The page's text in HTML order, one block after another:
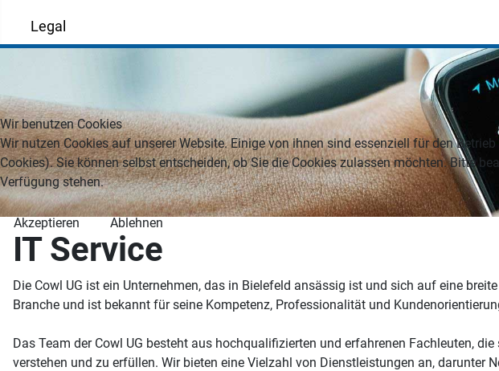
Legal
IT Service
Die Cowl UG ist ein Unternehmen, das in Bielefeld ansässig ist und sich auf eine
Branche und ist bekannt für seine Kompetenz, Professionalität und
Das Team der Cowl UG besteht aus hochqualifizierten und erfahrenen Fachleuten,
verstehen und zu erfüllen. Wir bieten eine Vielzahl von Dienstleistungen an, darunter
Wir benutzen Cookies
Wir nutzen Cookies auf unserer Website. Einige von ihnen sind essenziell für den
Cookies). Sie können selbst entscheiden, ob Sie die Cookies zulassen möchten. Bitte
Verfügung stehen.
Akzeptieren
Ablehnen